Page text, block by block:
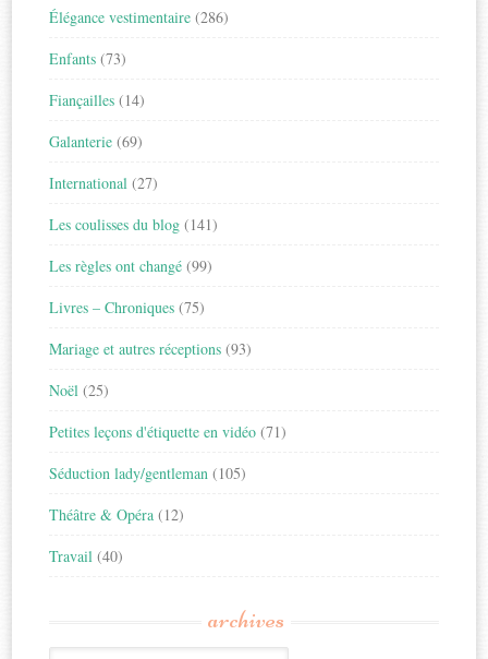
Élégance vestimentaire (286)
Enfants (73)
Fiançailles (14)
Galanterie (69)
International (27)
Les coulisses du blog (141)
Les règles ont changé (99)
Livres – Chroniques (75)
Mariage et autres réceptions (93)
Noël (25)
Petites leçons d'étiquette en vidéo (71)
Séduction lady/gentleman (105)
Théâtre & Opéra (12)
Travail (40)
archives